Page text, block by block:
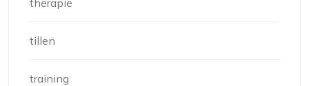
therapie
tillen
training